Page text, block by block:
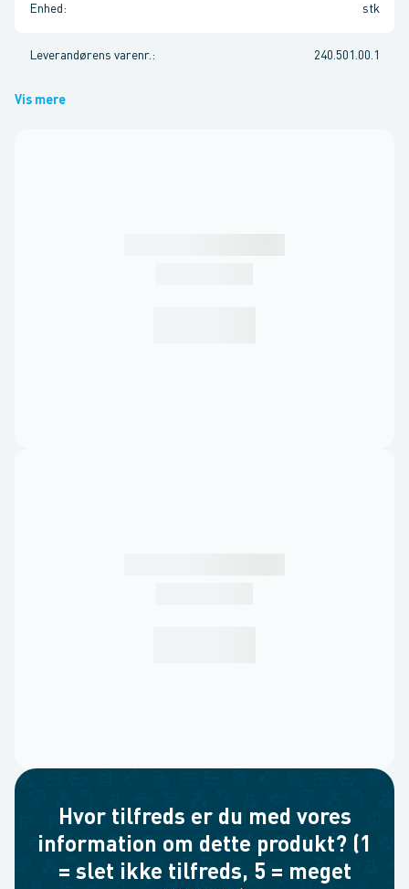
Enhed : stk
Leverandørens varenr. : 240.501.00.1
Vis mere
Hvor tilfreds er du med vores
information om dette produkt? (1
= slet ikke tilfreds, 5 = meget